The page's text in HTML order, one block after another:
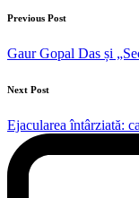
Post
navigation
Previous Post
Gaur Gopal Das și
Next Post
Ejacularea întârziată: